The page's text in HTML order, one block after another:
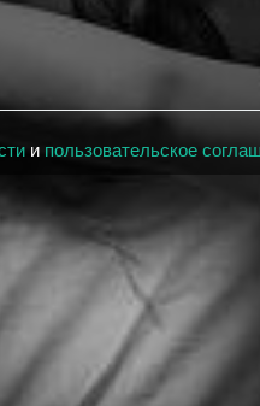
и пользовательское